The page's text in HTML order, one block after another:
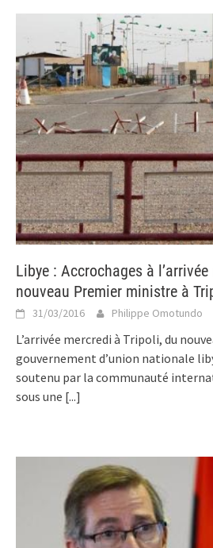
Libye : Accrochages à
nouveau Premier ministre à
31/03/2016 Philippe Omotundo
L’arrivée mercredi à Tripoli, du
gouvernement d’union nationale
soutenu par la communauté
sous une [...]